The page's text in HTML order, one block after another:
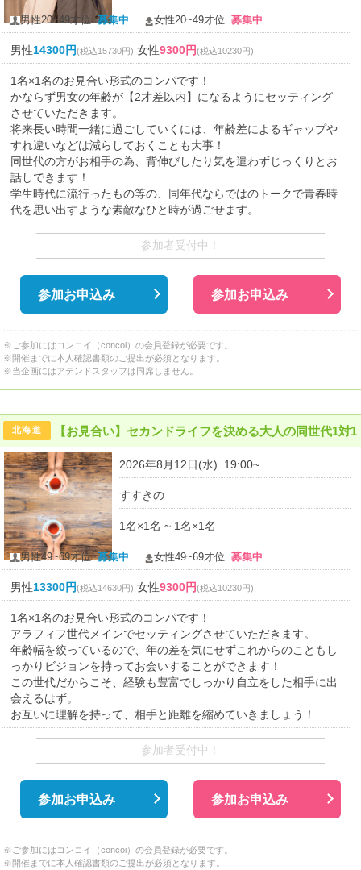
男性20~49才位募集中 女性20~49才位 募集中
男性14300円(税込15730円) 女性9300円(税込10230円)
1名×1名のお見合い形式のコンパです！
かならず男女の年齢が【2才差以内】になるようにセッティング
させていただきます。
将来長い時間一緒に過ごしていくには、年齢差によるギャップや
すれ違いなどは減らしておくことも大事！
同世代の方がお相手の為、背伸びしたり気を遣わずじっくりとお
話しできます！
学生時代に流行ったもの等の、同年代ならではのトークで青春時
代を思い出すような素敵なひと時が過ごせます。
参加者受付中！
参加お申込み 参加お申込み
※ご参加にはコンコイ（concoi）の会員登録が必要です。
※開催までに本人確認書類のご提出が必須となります。
※当企画にはアテンドスタッフは同席しません。
北海道 【お見合い】セカンドライフを決める大人の同世代1対1
2026年8月12日(水) 19:00~
すすきの
1名×1名 ~ 1名×1名
男性49~69才位募集中 女性49~69才位 募集中
男性13300円(税込14630円) 女性9300円(税込10230円)
1名×1名のお見合い形式のコンパです！
アラフィフ世代メインでセッティングさせていただきます。
年齢幅を絞っているので、年の差を気にせずこれからのこともし
っかりビジョンを持ってお会いすることができます！
この世代だからこそ、経験も豊富でしっかり自立をした相手に出
会えるはず。
お互いに理解を持って、相手と距離を縮めていきましょう！
参加者受付中！
参加お申込み 参加お申込み
※ご参加にはコンコイ（concoi）の会員登録が必要です。
※開催までに本人確認書類のご提出が必須となります。